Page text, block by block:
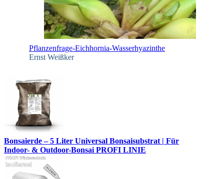
Pflanzenfrage-Eichhornia-Wasserhyazinthe
Ernst Weißker
Bonsaierde – 5 Liter Universal Bonsaisubstrat | Für
Indoor- & Outdoor-Bonsai PROFI LINIE